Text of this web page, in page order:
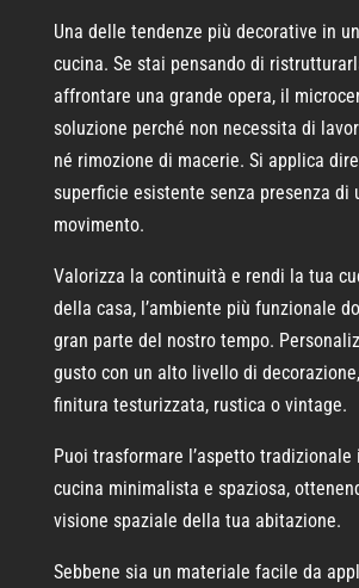
Una delle tendenze più decorative in
cucina. Se stai pensando di
affrontare una grande opera, il
soluzione perché non necessita di
né rimozione di macerie. Si applica
superficie esistente senza presenza di
movimento.
Valorizza la continuità e rendi la tua
della casa, l’ambiente più funzionale
gran parte del nostro tempo.
gusto con un alto livello di
finitura testurizzata, rustica o vintage.
Puoi trasformare l’aspetto tradizionale
cucina minimalista e spaziosa,
visione spaziale della tua abitazione.
Sebbene sia un materiale facile da